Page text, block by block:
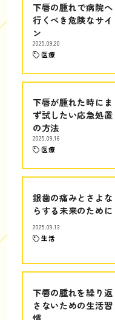
下唇の腫れで病院へ
行くべき危険なサイ
ン
2025.09.20
医療
下唇が腫れた時にま
ず試したい応急処置
の方法
2025.09.16
医療
銀歯の痛みとさよな
らする未来のために
2025.09.13
生活
下唇の腫れを繰り返
さないための生活習